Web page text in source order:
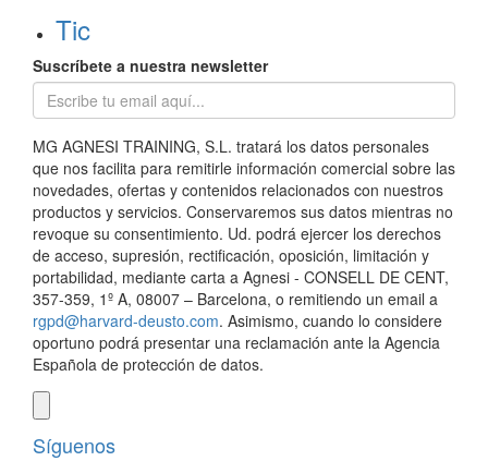
Tic
Suscríbete a nuestra newsletter
MG AGNESI TRAINING, S.L. tratará los datos personales
que nos facilita para remitirle información comercial sobre las
novedades, ofertas y contenidos relacionados con nuestros
productos y servicios. Conservaremos sus datos mientras no
revoque su consentimiento. Ud. podrá ejercer los derechos
de acceso, supresión, rectificación, oposición, limitación y
portabilidad, mediante carta a Agnesi - CONSELL DE CENT,
357-359, 1º A, 08007 – Barcelona, o remitiendo un email a
rgpd@harvard-deusto.com. Asimismo, cuando lo considere
oportuno podrá presentar una reclamación ante la Agencia
Española de protección de datos.
Síguenos